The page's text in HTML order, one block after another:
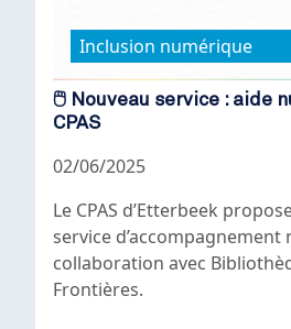
Inclusion numérique
🖱️ Nouveau service : aide
CPAS
02/06/2025
Le CPAS d’Etterbeek
service d’accompagnement
collaboration avec
Frontières.